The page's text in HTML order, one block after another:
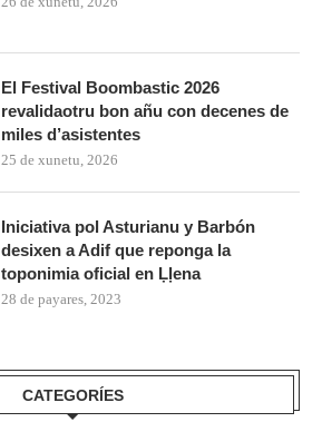
El Festival Boombastic 2026
revalidaotru bon añu con decenes de
miles d’asistentes
25 de xunetu, 2026
Iniciativa pol Asturianu y Barbón
desixen a Adif que reponga la
toponimia oficial en Ḷḷena
28 de payares, 2023
CATEGORÍES